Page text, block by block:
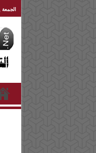
الجمعة